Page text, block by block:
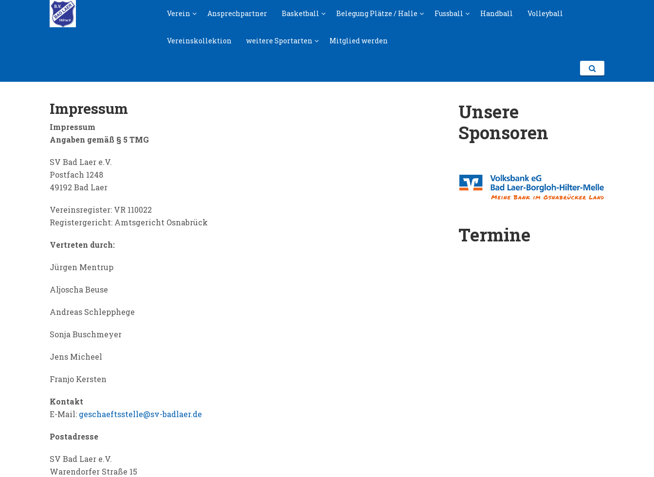
Skip
to
navigation
Skip
to
content
Verein Ansprechpartner Basketball Belegung Plätze / Halle Fussball Handball Volleyball
Vereinskollektion weitere Sportarten Mitglied werden
Impressum
Impressum
Angaben gemäß § 5 TMG
SV Bad Laer e.V.
Postfach 1248
49192 Bad Laer
Vereinsregister: VR 110022
Registergericht: Amtsgericht Osnabrück
Vertreten durch:
Jürgen Mentrup
Aljoscha Beuse
Andreas Schlepphege
Sonja Buschmeyer
Jens Micheel
Franjo Kersten
Kontakt
E-Mail: geschaeftsstelle@sv-badlaer.de
Postadresse
SV Bad Laer e.V.
Warendorfer Straße 15
Unsere
Sponsoren
Termine